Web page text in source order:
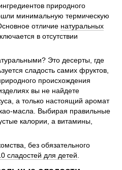
природного
минимальную термическую
отличие натуральных
в отсутствии
Это десерты, где
сладость самих фруктов,
происхождения
вы не найдете
а только настоящий аромат
масла. Выбирая правильные
калории, а витамины,
без обязательного
сладостей для детей